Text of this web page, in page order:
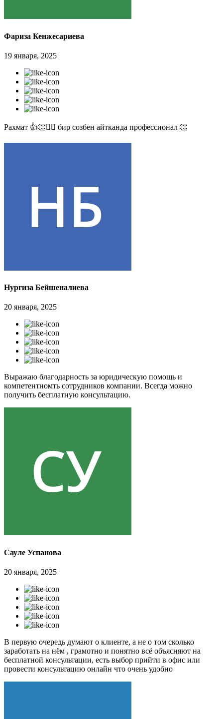
Фариза Кенжесариева
19 января, 2025
Рахмат 👍👏✊🏻 бир созбен айтканда профессионал 👏
Нургиза Бейшеналиева
20 января, 2025
Выражаю благодарность за юридическую помощь и
компетентномть сотрудников компании. Всегда можно
получить бесплатную консультацию.
Сауле Успанова
20 января, 2025
В первую очередь думают о клиенте, а не о том сколько
заработать на нём , грамотно и понятно всё объясняют на
бесплатной консультации, есть выбор прийти в офис или
провести консультацию онлайн что очень удобно